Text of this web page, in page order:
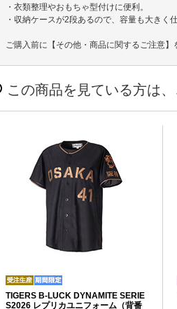
・衣類整理やおもちゃ型付けに便利。
・収納ケースが2段あるので、容量も大きく
ご購入前に【その他・商品に関するご注意】
この商品を見ている方は
TIGERS B-LUCK DYNAMITE SERIE
S2026 レプリカユニフォーム（背番